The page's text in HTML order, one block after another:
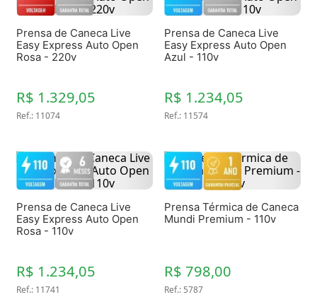
Prensa de Caneca Live
Easy Express Auto Open
Rosa - 220v
R$ 1.329,05
Ref.: 11074
Prensa de Caneca Live
Easy Express Auto Open
Azul - 110v
R$ 1.234,05
Ref.: 11574
Prensa de Caneca Live
Easy Express Auto Open
Rosa - 110v
R$ 1.234,05
Ref.: 11741
Prensa Térmica de Caneca
Mundi Premium - 110v
R$ 798,00
Ref.: 5787